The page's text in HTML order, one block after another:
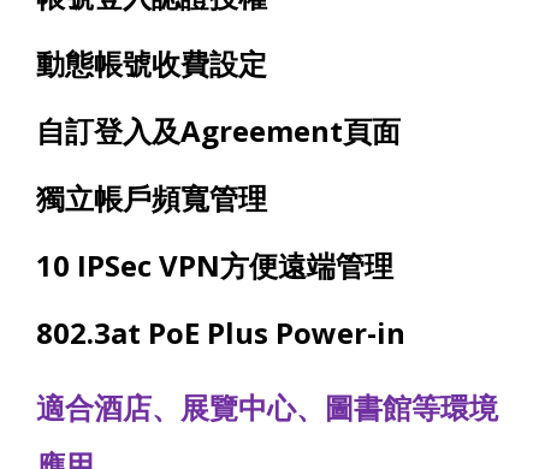
動態帳號收費設定
自訂登入及Agreement頁面
獨立帳戶頻寬管理
10 IPSec VPN方便遠端管理
802.3at PoE Plus Power-in
適合酒店、展覽中心、圖書館等環境